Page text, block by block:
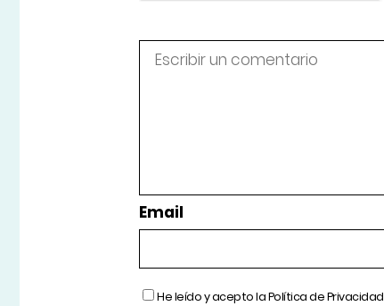
Email
He leído y acepto laPolítica de Privacidad